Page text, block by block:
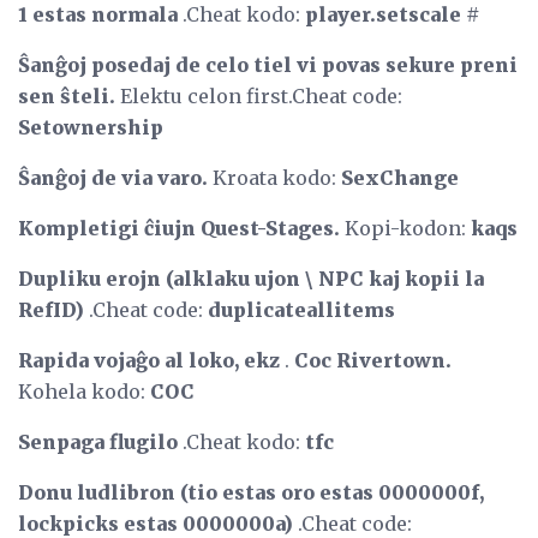
1 estas normala .Cheat kodo: player.setscale #
Ŝanĝoj posedaj de celo tiel vi povas sekure preni
sen ŝteli. Elektu celon first.Cheat code:
Setownership
Ŝanĝoj de via varo. Kroata kodo: SexChange
Kompletigi ĉiujn Quest-Stages. Kopi-kodon: kaqs
Dupliku erojn (alklaku ujon \ NPC kaj kopii la
RefID) .Cheat code: duplicateallitems
Rapida vojaĝo al loko, ekz . Coc Rivertown.
Kohela kodo: COC
Senpaga flugilo .Cheat kodo: tfc
Donu ludlibron (tio estas oro estas 0000000f,
lockpicks estas 0000000a) .Cheat code: